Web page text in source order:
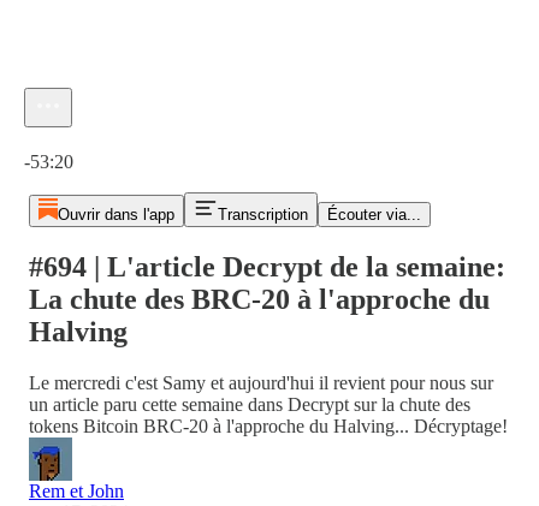
-53:20
Ouvrir dans l'app Transcription Écouter via...
#694 | L'article Decrypt de la semaine:
La chute des BRC-20 à l'approche du
Halving
Le mercredi c'est Samy et aujourd'hui il revient pour nous sur
un article paru cette semaine dans Decrypt sur la chute des
tokens Bitcoin BRC-20 à l'approche du Halving... Décryptage!
Rem et John